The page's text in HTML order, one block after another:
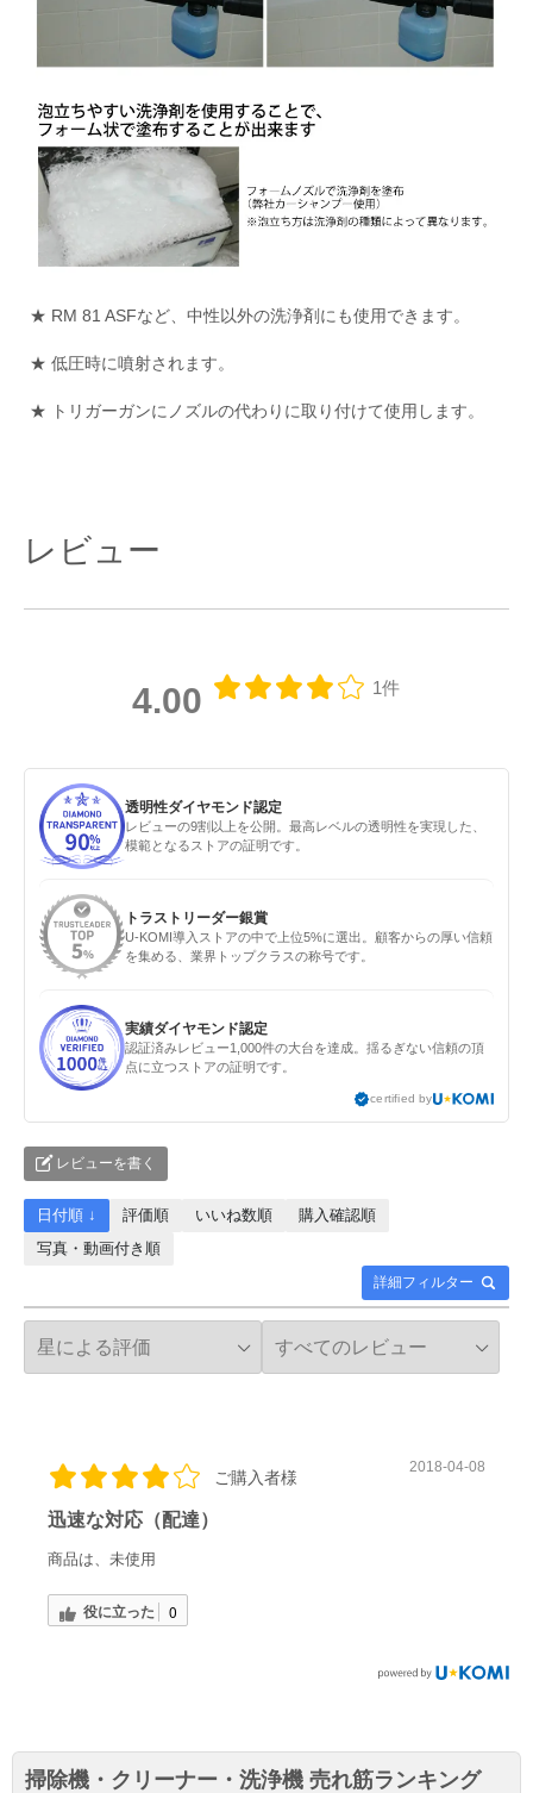
★ RM 81 ASFなど、中性以外の洗浄剤にも使用できます。
★ 低圧時に噴射されます。
★ トリガーガンにノズルの代わりに取り付けて使用します。
レビュー
4.00 1件
透明性ダイヤモンド認定
レビューの9割以上を公開。最高レベルの透明性を実現した、
模範となるストアの証明です。
トラストリーダー銀賞
U-KOMI導入ストアの中で上位5%に選出。顧客からの厚い信頼
を集める、業界トップクラスの称号です。
実績ダイヤモンド認定
認証済みレビュー1,000件の大台を達成。揺るぎない信頼の頂
点に立つストアの証明です。
certified by
レビューを書く
詳細フィルター
日付順 ↓ 評価順 いいね数順
購入確認順
写真・動画付き順
ご購入者様
2018-04-08
迅速な対応（配達）
商品は、未使用
役に立った 0
掃除機・クリーナー・洗浄機 売れ筋ランキング